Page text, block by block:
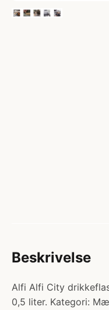
Beskrivelse
Alfi Alfi City
0,5 liter. Kategori: